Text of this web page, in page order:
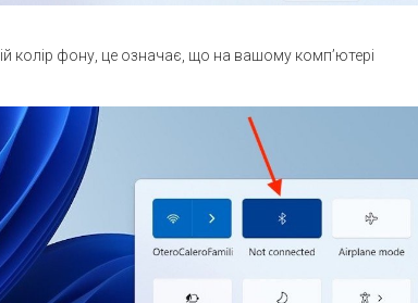
колір фону, це означає, що на вашому комп’ютері